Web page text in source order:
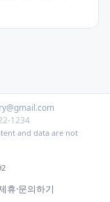
1234
and data are not
휴·문의하기